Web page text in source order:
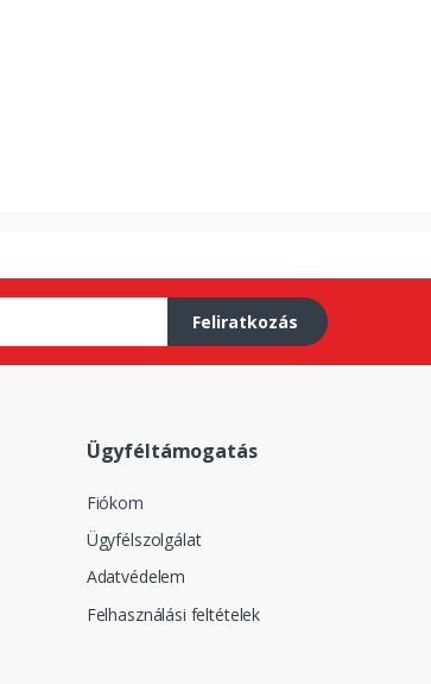
Feliratkozás
Ügyféltámogatás
Fiókom
Ügyfélszolgálat
Adatvédelem
Felhasználási feltételek